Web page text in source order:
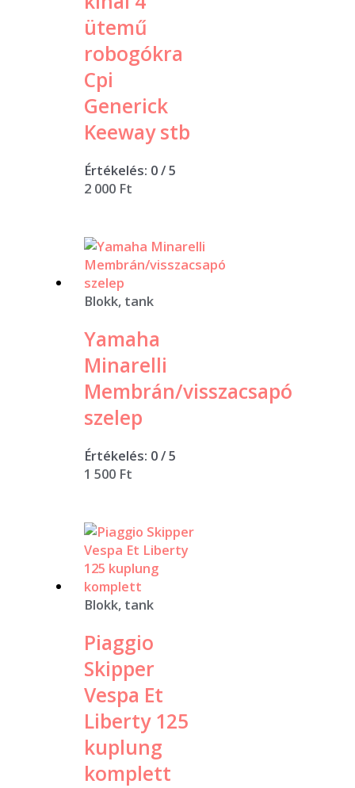
ütemű
robogókra
Cpi
Generick
Keeway stb
Értékelés: 0/ 5
2 000 Ft
Blokk, tank
Yamaha
Minarelli
Membrán/visszacsapó
szelep
Értékelés: 0/ 5
1 500 Ft
Blokk, tank
Piaggio
Skipper
Vespa Et
Liberty 125
kuplung
komplett